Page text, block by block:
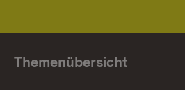
Themenübersicht